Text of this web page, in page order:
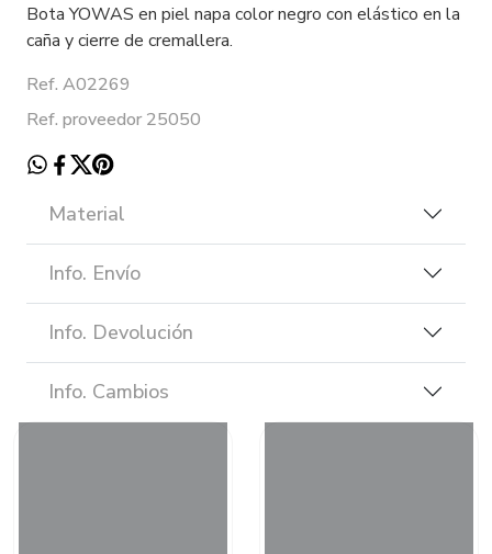
Bota YOWAS en piel napa color negro con elástico en la
caña y cierre de cremallera.
Ref. A02269
Ref. proveedor 25050
Material
Info. Envío
Info. Devolución
Info. Cambios